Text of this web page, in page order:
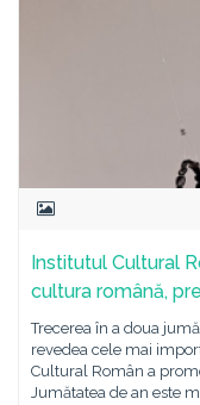
Institutul Cultural
cultura română,
Trecerea în a doua
revedea cele mai
Cultural Român a
Jumătatea de an este